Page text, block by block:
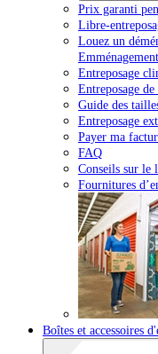
Prix garanti
Libre-
Louez un
Entreposage
Entreposage
Guide des
Entreposage
Payer ma
FAQ
Conseils sur le
Fournitures
Boîtes et accessoires